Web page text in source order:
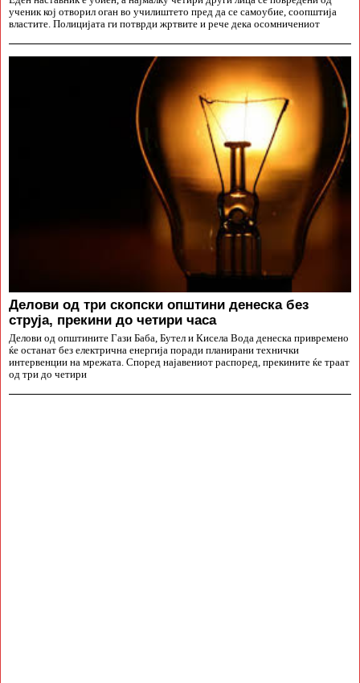
ученик кој отворил оган во училиштето пред да се самоубие, соопштија
властите. Полицијата ги потврди жртвите и рече дека осомничениот
Делови од три скопски општини денеска без
струја, прекини до четири часа
Делови од општините Гази Баба, Бутел и Кисела Вода денеска привремено
ќе останат без електрична енергија поради планирани технички
интервенции на мрежата. Според најавениот распоред, прекините ќе траат
од три до четири